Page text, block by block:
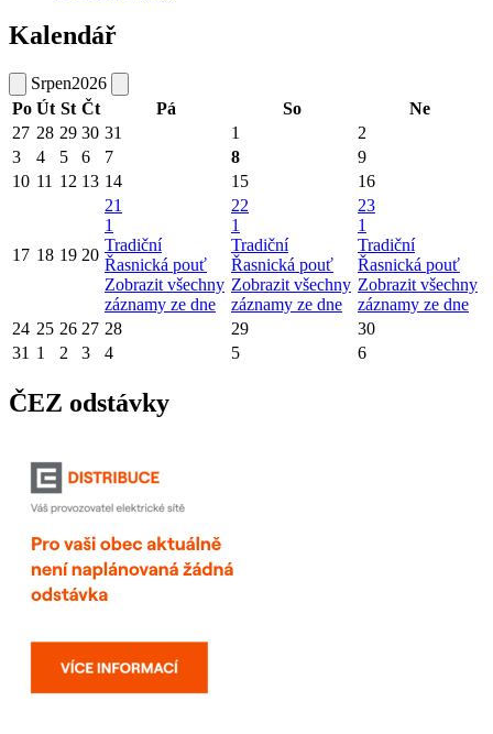
Kalendář
Srpen2026
Po Út St Čt Pá So
Ne
27 28 29 30 31 1
2
3
4 5 6 7 8
9
10 11 12 13 14 15 16
17 18 19 20
21
1
Tradiční
Řasnická pouť
Zobrazit všechny
záznamy ze dne
22
1
Tradiční
Řasnická pouť
Zobrazit všechny
záznamy ze dne
23
1
Tradiční
Řasnická pouť
Zobrazit všechny
záznamy ze dne
24 25 26 27 28 29
30
31 1 2 3 4 5 6
ČEZ odstávky